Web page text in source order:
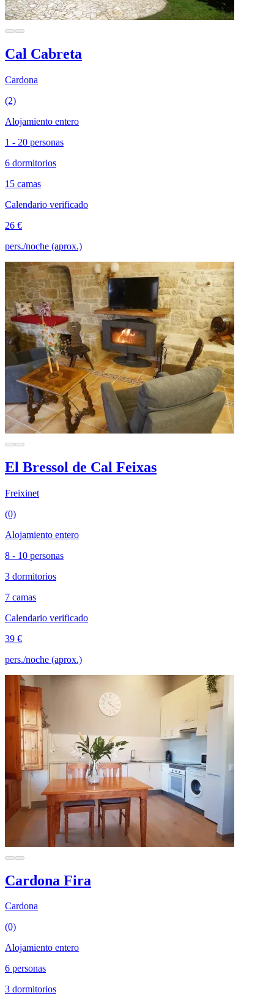
Cal Cabreta
Cardona
(2)
Alojamiento entero
1 - 20 personas
6 dormitorios
15 camas
Calendario verificado
26 €
pers./noche (aprox.)
El Bressol de Cal Feixas
Freixinet
(0)
Alojamiento entero
8 - 10 personas
3 dormitorios
7 camas
Calendario verificado
39 €
pers./noche (aprox.)
Cardona Fira
Cardona
(0)
Alojamiento entero
6 personas
3 dormitorios